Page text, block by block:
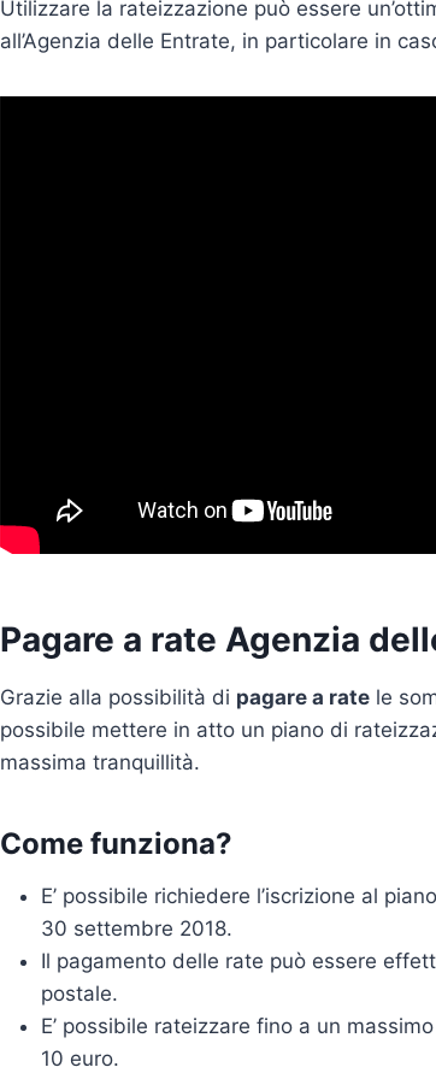
Utilizzare la rateizzazione può essere
all’Agenzia delle Entrate, in particolare in
Pagare a rate Agenzia
Grazie alla possibilità di pagare a rate le
possibile mettere in atto un piano di
massima tranquillità.
Come funziona?
E’ possibile richiedere l’iscrizione al
30 settembre 2018.
Il pagamento delle rate può essere
postale.
E’ possibile rateizzare fino a un
10 euro.